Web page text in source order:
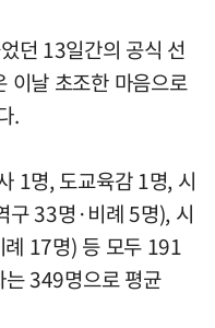
던 13일간의 공식 선
이날 초조한 마음으로
.
1명, 도교육감 1명, 시
구 33명·비례 5명), 시
17명) 등 모두 191
는 349명으로 평균